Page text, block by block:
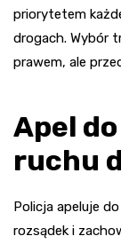
priorytetem
drogach. Wybór
prawem, ale
Apel
ruchu
Policja apeluje
rozsądek i